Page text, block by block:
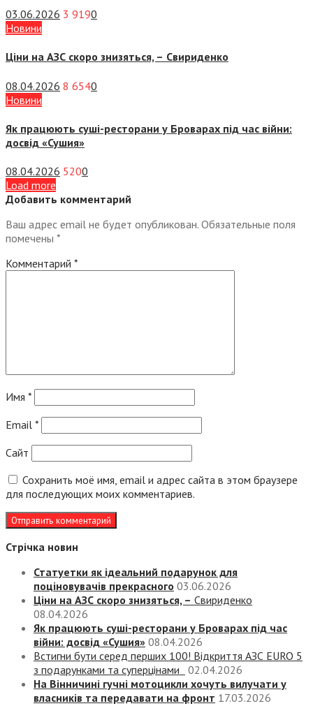
03.06.2026 3 9190
Новини
Ціни на АЗС скоро знизяться, – Свириденко
08.04.2026 8 6540
Новини
Як працюють суші-ресторани у Броварах під час війни:
досвід «Сушия»
08.04.2026 5200
Load more
Добавить комментарий
Ваш адрес email не будет опубликован. Обязательные поля
помечены *
Комментарий *
Имя *
Email *
Сайт
Сохранить моё имя, email и адрес сайта в этом браузере
для последующих моих комментариев.
Стрічка новин
Статуетки як ідеальний подарунок для
поціновувачів прекрасного 03.06.2026
Ціни на АЗС скоро знизяться, – Свириденко
08.04.2026
Як працюють суші-ресторани у Броварах під час
війни: досвід «Сушия» 08.04.2026
Встигни бути серед перших 100! Відкриття АЗС EURO 5
з подарунками та суперцінами
02.04.2026
На Вінничині гучні мотоцикли хочуть вилучати у
власників та передавати на фронт 17.03.2026